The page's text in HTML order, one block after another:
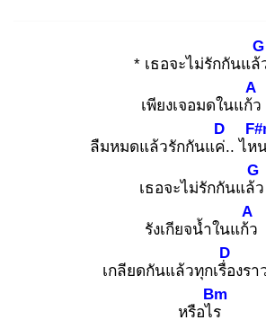
* เธอจะไม่รักกันแล้
G
เพียงเจอมดในแก้ว
A
ลืมหมดแล้วรักกันแค่.
D
. ไห
เธอจะไม่รักกันแล้ว
G
รังเกียจน้ำในแก้ว
A
เกลียดกันแล้วทุกเรื่อ
D
ง
หรือไร
Bm